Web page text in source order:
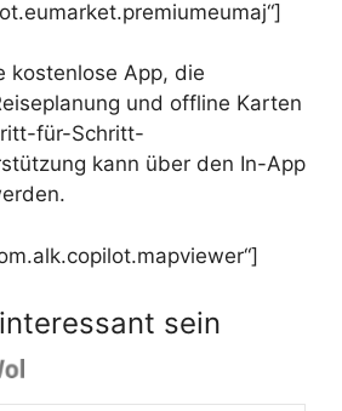
kostenlose App, die
und offline Karten
für-Schritt-
kann über den In-App
sein